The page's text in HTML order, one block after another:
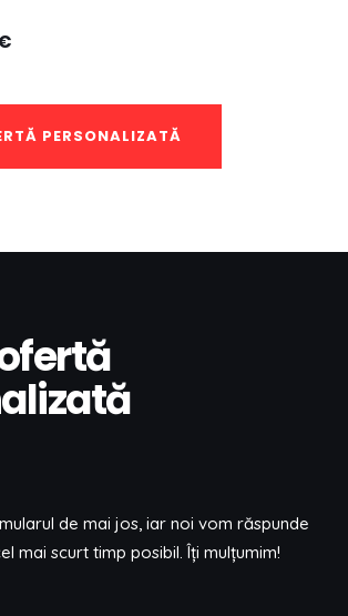
PERSONALIZATĂ
de mai jos, iar noi vom răspunde
mai scurt timp posibil. Îţi mulţumim!